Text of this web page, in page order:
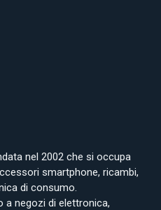
nel 2002 che si occupa
smartphone, ricambi,
di consumo.
a negozi di elettronica,